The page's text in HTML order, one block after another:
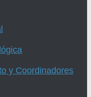
y Coordinadores